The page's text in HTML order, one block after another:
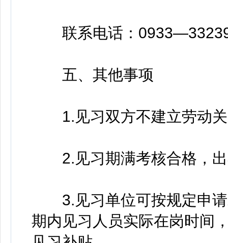
联系电话：
五、其他事项
1.见习双方不建立劳动关
2.见习期满考核合格，出
3.见习单位可按规定申请
期内见习人员实际在岗时间